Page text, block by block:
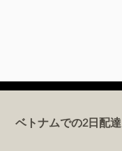
ベトナムでの2日配達